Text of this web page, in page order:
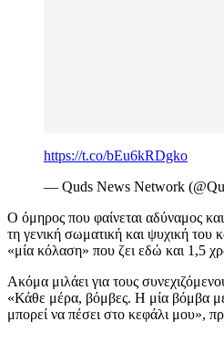
https://t.co/bEu6kRDgko
— Quds News Network
Ο όμηρος που φαίνεται αδύναμος
τη γενική σωματική και ψυχική του
«μία κόλαση» που ζει εδώ και 1,5
Ακόμα μιλάει για τους
«Κάθε μέρα, βόμβες. Η μία βόμβα
μπορεί να πέσει στο κεφάλι μου»,